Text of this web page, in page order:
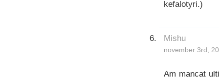
kefalotyri.)
Mishu
november 3rd,
Am mancat